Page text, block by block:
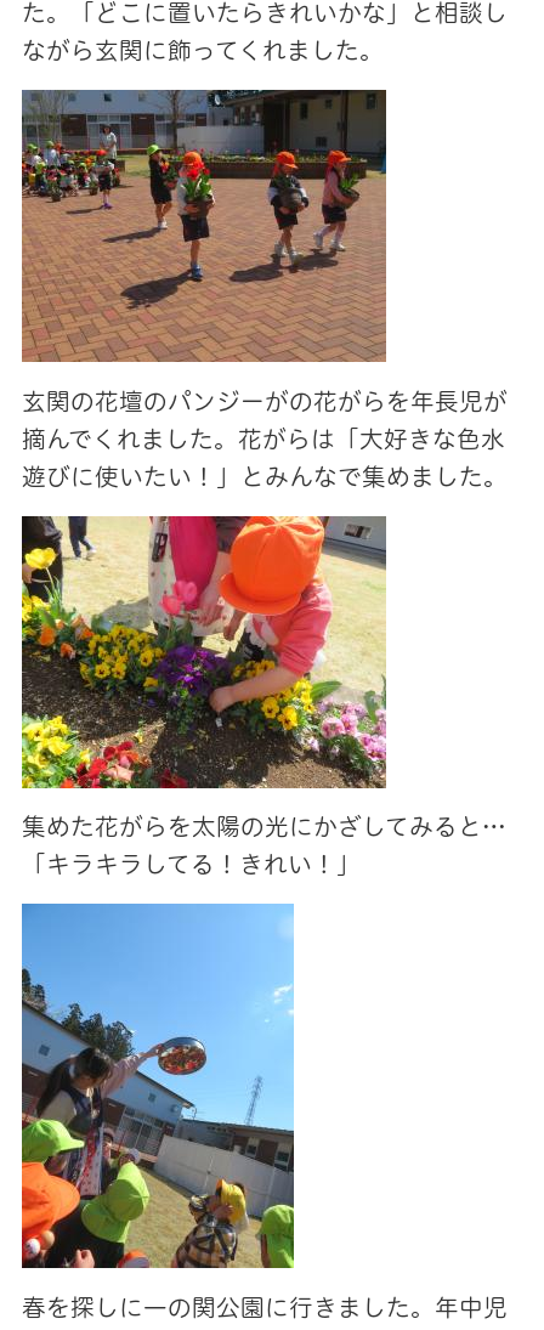
た。「どこに置いたらきれいかな」と相談し
ながら玄関に飾ってくれました。
玄関の花壇のパンジーがの花がらを年長児が
摘んでくれました。花がらは「大好きな色水
遊びに使いたい！」とみんなで集めました。
集めた花がらを太陽の光にかざしてみると…
「キラキラしてる！きれい！」
春を探しに一の関公園に行きました。年中児